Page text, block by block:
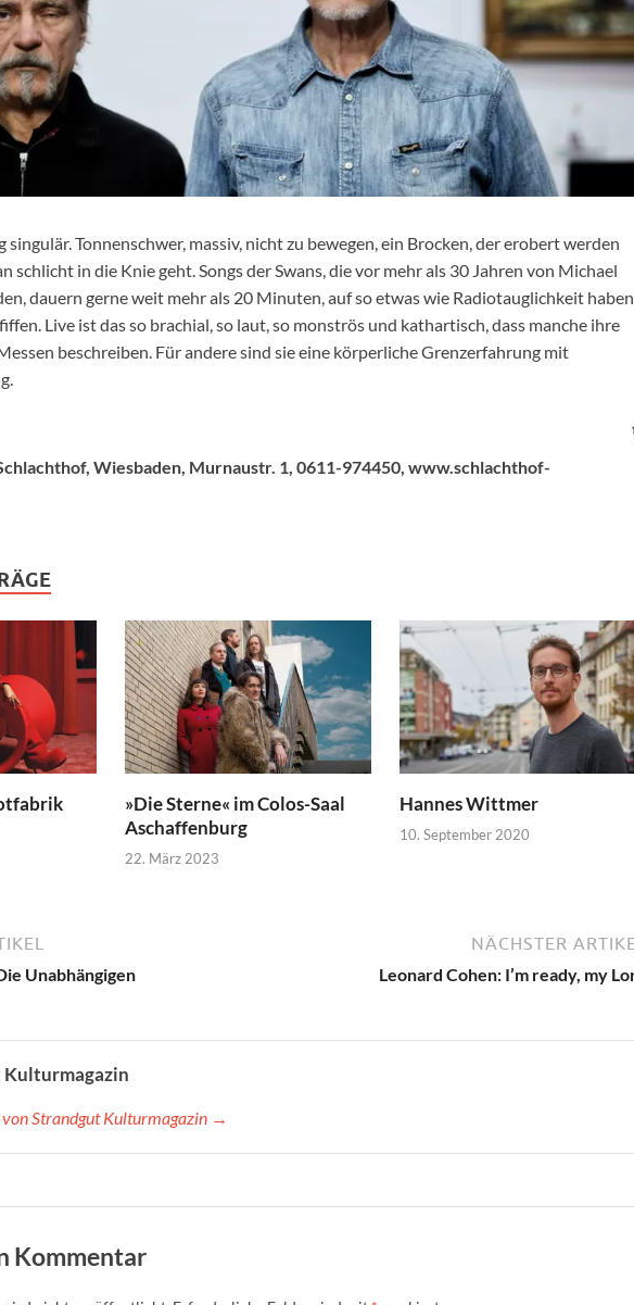
Tonnenschwer, massiv, nicht zu bewegen, ein Brocken, der erobert werden
schlicht in die Knie geht. Songs der Swans, die vor mehr als 30 Jahren von Michael
dauern gerne weit mehr als 20 Minuten, auf so etwas wie Radiotauglichkeit haben
Live ist das so brachial, so laut, so monströs und kathartisch, dass manche ihre
beschreiben. Für andere sind sie eine körperliche Grenzerfahrung mit
Wiesbaden, Murnaustr. 1, 0611-974450, www.schlachthof-
»Die Sterne« im Colos-Saal
Aschaffenburg
22. März 2023
Hannes Wittmer
10. September 2020
Unabhängigen
NÄCHSTER
Leonard Cohen: I’m ready, my
Kulturmagazin
von Strandgut Kulturmagazin →
Kommentar